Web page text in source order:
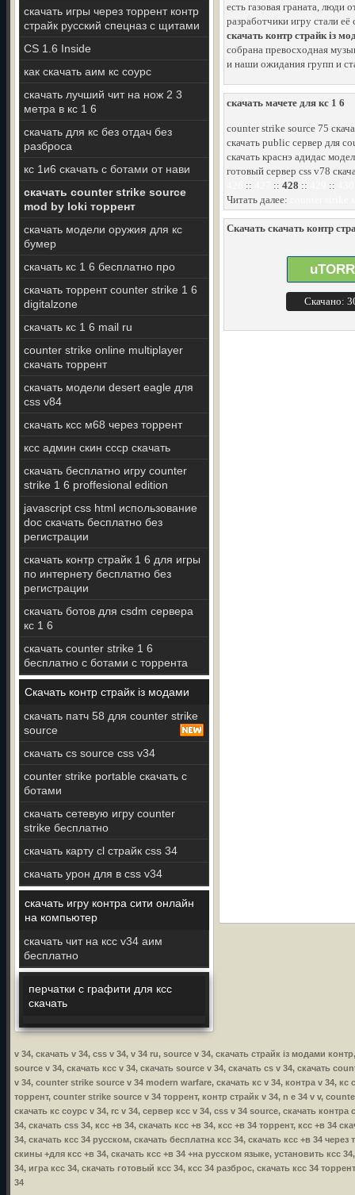
скачать игры через торрент контр
страйк русский спецназ с щитами
CS 1.6 Inside
как скачать аим кс соурс
скачать лучший чит на нож 2 3
метра в кс 1 6
скачать для кс без отдач без
разброса
кс 1и6 скачать с ботами от нави
скачать counter strike source
mod by loki торрент
скачать модели оружия для кс
бумер
скачать кс 1 6 бесплатно про
скачать торрент counter strike 1 6
digitalzone
скачать кс 1 6 mail ru
counter strike online multiplayer
скачать торрент
скачать модели desert eagle для
css v84
скачать ксс м68 через торрент
ксс админ скин ссср скачать
скачать бесплатно игру counter
strike 1 6 proffesional edition
javascript css html использование
doc скачать бесплатно без
регистрации
скачать контр страйк 1 6 для игры
по интернету бесплатно без
регистрации
скачать ботов для csdm сервера
кс 1 6
скачать counter strike 1 6
бесплатно с ботами с торрента
Скачать контр страйк із модами
скачать патч 58 для counter strike
source
скачать cs source css v34
counter strike portable скачать с
ботами
скачать сетевую игру counter
strike бесплатно
скачать карту cl страйк css 34
скачать урон для в css v34
скачать игру контра сити онлайн
на компьютер
скачать чит на ксс v34 аим
бесплатно
перчатки с графити для ксс
скачать
есть газовая граната, люди
разработчики игру стали
скачать контр страйк із
собрана превосходная
и наши ожидания групп и
скачать мачете для кс 1 6
counter strike source 75
скачать publiс сервер для
скачать краснэ адидас
готовый сервер css v78
:: :: 428 :: ::
Читать далее:
Скачать скачать контр
Скачано:
v 34, скачать v 34, css v 34, v 34 ru, source v 34, скачать страйк із модами
source v 34, скачать ксс v 34, скачать source v 34, скачать cs v 34, скачать
v 34, counter strike source v 34 modern warfare, скачать кс v 34, контра v 34,
торрент, counter strike source v 34 торрент, контр страйк v 34, n e 34 v v,
скачать кс соурс v 34, rc v 34, сервер ксс v 34, css v 34 source, скачать
34, скачать css 34, ксс +в 34, скачать ксс +в 34, ксс +в 34 торрент, ксс +в 34
34, скачать ксс 34 русском, скачать бесплатна ксс 34, скачать ксс +в 34
скины +для ксс +в 34, скачать ксс +в 34 +на русском языке, установить ксс
34, игра ксс 34, скачать готовый ксс 34, ксс 34 разброс, скачать ксс 34
34